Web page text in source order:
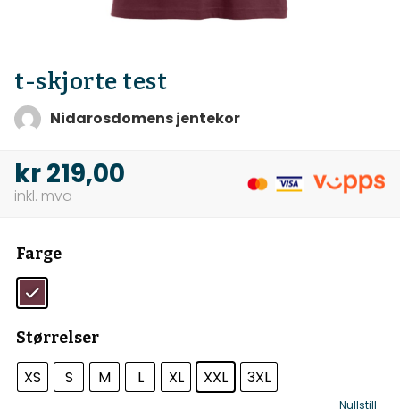
t-skjorte test
Nidarosdomens jentekor
kr219,00
Farge
Størrelser
XS S M L XL XXL 3XL
Nullstill